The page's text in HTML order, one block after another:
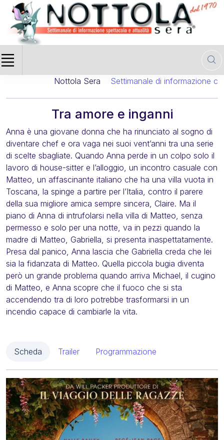
Nottola Sera Settimanale di informazione
Tra amore e inganni
Anna è una giovane donna che ha rinunciato al sogno di
diventare chef e ora vaga nei suoi vent’anni tra una serie
di scelte sbagliate. Quando Anna perde in un colpo solo il
lavoro di house-sitter e l’alloggio, un incontro casuale con
Matteo, un affascinante italiano che ha una villa vuota in
Toscana, la spinge a partire per l’Italia, contro il parere
della sua migliore amica sempre sincera, Claire. Ma il
piano di Anna di intrufolarsi nella villa di Matteo, senza
permesso e solo per una notte, va in pezzi quando la
madre di Matteo, Gabriella, si presenta inaspettatamente.
Presa dal panico, Anna lascia che Gabriella creda che lei
sia la fidanzata di Matteo. Quella piccola bugia diventa
però un grande problema quando arriva Michael, il cugino
di Matteo, e Anna scopre che il fuoco che si sta
accendendo tra di loro potrebbe trasformarsi in un
incendio capace di cambiarle la vita.
Scheda Trailer Programmazione